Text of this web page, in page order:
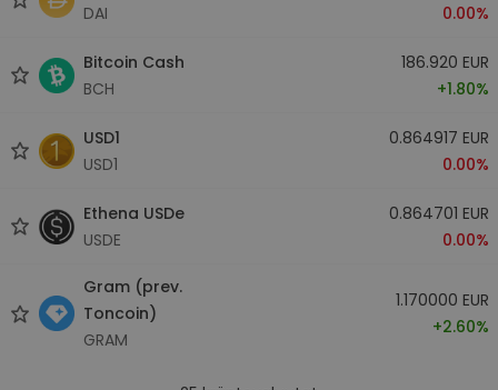
DAI
0.00%
Bitcoin Cash
BCH
186.920 EUR
+1.80%
USD1
USD1
0.864917 EUR
0.00%
Ethena USDe
USDE
0.864701 EUR
0.00%
Gram (prev.
Toncoin)
GRAM
1.170000 EUR
+2.60%